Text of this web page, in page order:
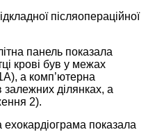
післяопераційної
панель показала
крові був у межах
а комп’ютерна
ділянках, а
2).
показала